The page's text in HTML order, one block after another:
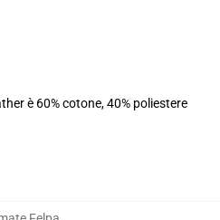
è 60% cotone, 40% poliestere